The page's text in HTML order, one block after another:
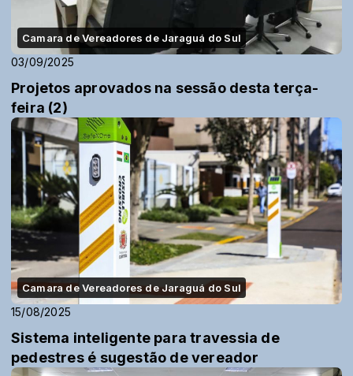
Camara de Vereadores de Jaraguá do Sul
03/09/2025
Projetos aprovados na sessão desta terça-
feira (2)
Camara de Vereadores de Jaraguá do Sul
15/08/2025
Sistema inteligente para travessia de
pedestres é sugestão de vereador